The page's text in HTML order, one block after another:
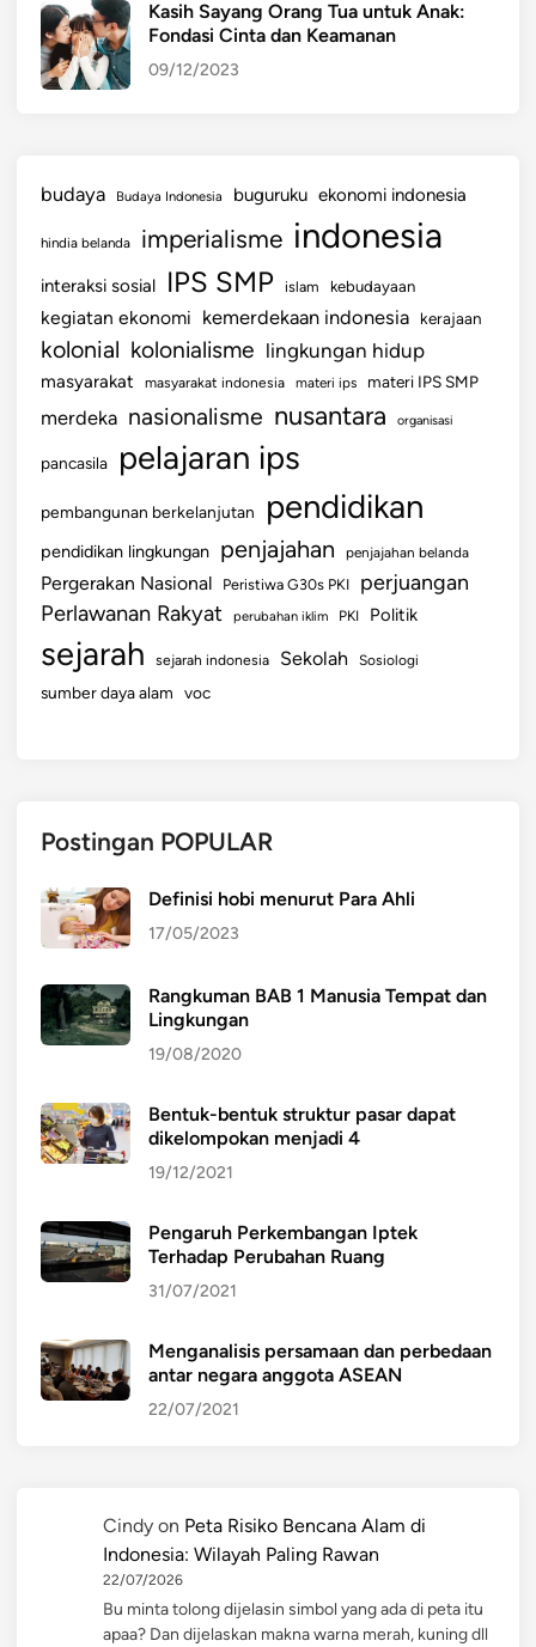
Kasih Sayang Orang Tua untuk Anak:
Fondasi Cinta dan Keamanan
09/12/2023
budaya Budaya Indonesia buguruku ekonomi indonesia
hindia belanda imperialisme indonesia
interaksi sosial IPS SMP islam kebudayaan
kegiatan ekonomi kemerdekaan indonesia kerajaan
kolonial kolonialisme lingkungan hidup
masyarakat masyarakat indonesia materi ips materi IPS SMP
merdeka nasionalisme nusantara organisasi
pancasila pelajaran ips
pembangunan berkelanjutan pendidikan
pendidikan lingkungan penjajahan penjajahan belanda
Pergerakan Nasional Peristiwa G30s PKI perjuangan
Perlawanan Rakyat perubahan iklim PKI Politik
sejarah sejarah indonesia Sekolah Sosiologi
sumber daya alam voc
Postingan POPULAR
Definisi hobi menurut Para Ahli
17/05/2023
Rangkuman BAB 1 Manusia Tempat dan
Lingkungan
19/08/2020
Bentuk-bentuk struktur pasar dapat
dikelompokan menjadi 4
19/12/2021
Pengaruh Perkembangan Iptek
Terhadap Perubahan Ruang
31/07/2021
Menganalisis persamaan dan perbedaan
antar negara anggota ASEAN
22/07/2021
Cindy on Peta Risiko Bencana Alam di
Indonesia: Wilayah Paling Rawan
22/07/2026
Bu minta tolong dijelasin simbol yang ada di peta itu
apaa? Dan dijelaskan makna warna merah, kuning dll